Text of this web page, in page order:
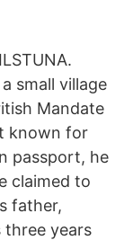
small village
Mandate
known for
passport, he
claimed to
father,
three years